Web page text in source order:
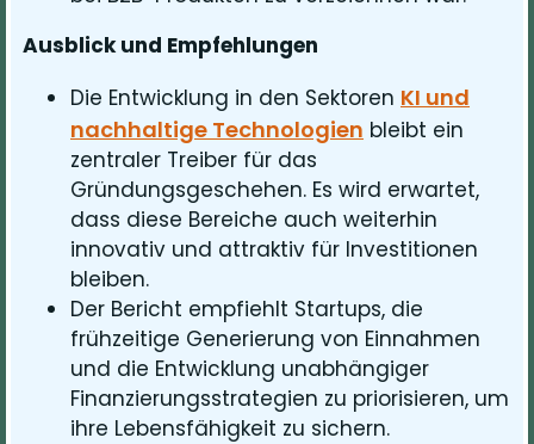
Ausblick und Empfehlungen
Die Entwicklung in den Sektoren KI und
nachhaltige Technologien bleibt ein
zentraler Treiber für das
Gründungsgeschehen. Es wird erwartet,
dass diese Bereiche auch weiterhin
innovativ und attraktiv für Investitionen
bleiben.
Der Bericht empfiehlt Startups, die
frühzeitige Generierung von Einnahmen
und die Entwicklung unabhängiger
Finanzierungsstrategien zu priorisieren, um
ihre Lebensfähigkeit zu sichern.